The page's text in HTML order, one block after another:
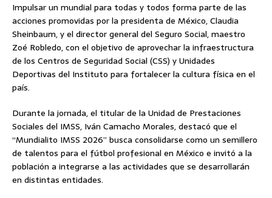
Impulsar un mundial para todas y todos forma parte de las
acciones promovidas por la presidenta de México, Claudia
Sheinbaum, y el director general del Seguro Social, maestro
Zoé Robledo, con el objetivo de aprovechar la infraestructura
de los Centros de Seguridad Social (CSS) y Unidades
Deportivas del Instituto para fortalecer la cultura física en el
país.
Durante la jornada, el titular de la Unidad de Prestaciones
Sociales del IMSS, Iván Camacho Morales, destacó que el
“Mundialito IMSS 2026” busca consolidarse como un semillero
de talentos para el fútbol profesional en México e invitó a la
población a integrarse a las actividades que se desarrollarán
en distintas entidades.